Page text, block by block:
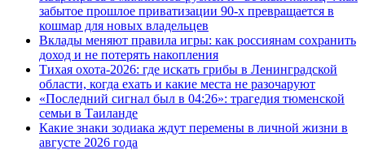
забытое прошлое приватизации 90-х превращается в
кошмар для новых владельцев
Вклады меняют правила игры: как россиянам сохранить
доход и не потерять накопления
Тихая охота-2026: где искать грибы в Ленинградской
области, когда ехать и какие места не разочаруют
«Последний сигнал был в 04:26»: трагедия тюменской
семьи в Таиланде
Какие знаки зодиака ждут перемены в личной жизни в
августе 2026 года